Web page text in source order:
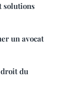
solutions
un avocat
du